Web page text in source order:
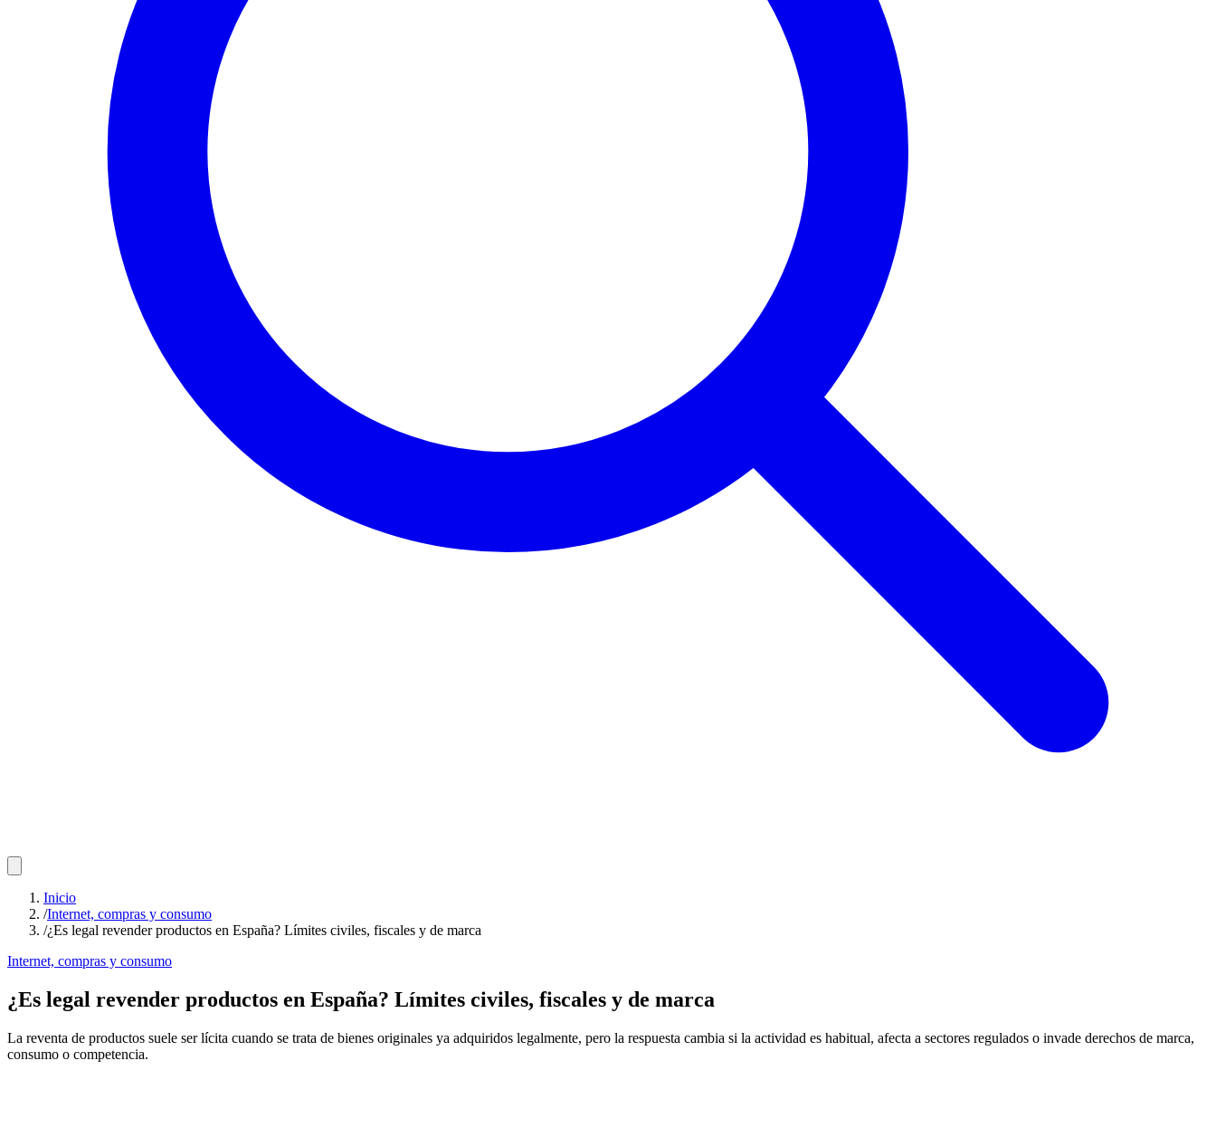
Inicio
/Internet, compras y consumo
/¿Es legal revender productos en España? Límites civiles, fiscales y de marca
Internet, compras y consumo
¿Es legal revender productos en España? Límites civiles, fiscales y de marca
La reventa de productos suele ser lícita cuando se trata de bienes originales ya adquiridos legalmente, pero la respuesta cambia si la actividad es habitual, afecta a sectores regulados o invade derechos de marca,
consumo o competencia.